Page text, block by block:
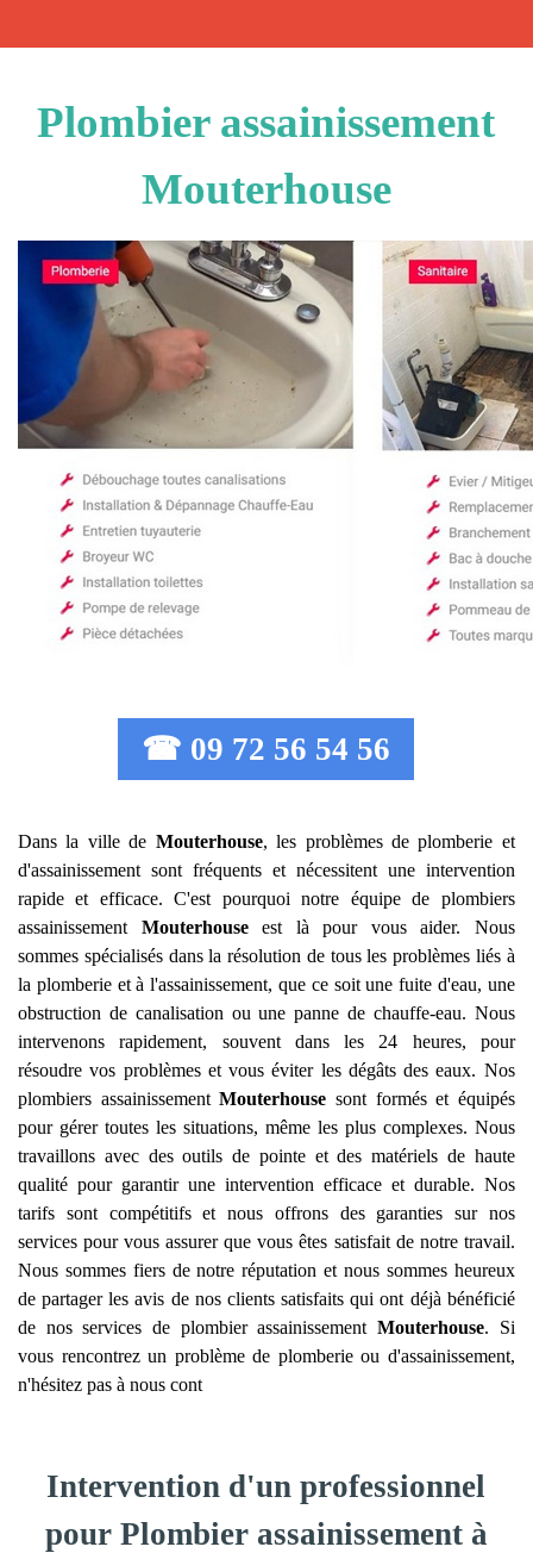
Plombier assainissement
Mouterhouse
☎ 09 72 56 54 56
Dans la ville de Mouterhouse, les problèmes de plomberie et
d'assainissement sont fréquents et nécessitent une intervention
rapide et efficace. C'est pourquoi notre équipe de plombiers
assainissement Mouterhouseest là pour vous aider. Nous
sommes spécialisés dans la résolution de tous les problèmes liés à
la plomberie et à l'assainissement, que ce soit une fuite d'eau, une
obstruction de canalisation ou une panne de chauffe-eau. Nous
intervenons rapidement, souvent dans les 24 heures, pour
résoudre vos problèmes et vous éviter les dégâts des eaux. Nos
plombiers assainissementMouterhouse sont formés et équipés
pour gérer toutes les situations, même les plus complexes. Nous
travaillons avec des outils de pointe et des matériels de haute
qualité pour garantir une intervention efficace et durable. Nos
tarifs sont compétitifs et nous offrons des garanties sur nos
services pour vous assurer que vous êtes satisfait de notre travail.
Nous sommes fiers de notre réputation et nous sommes heureux
de partager les avis de nos clients satisfaits qui ont déjà bénéficié
de nos services de plombier assainissementMouterhouse. Si
vous rencontrez un problème de plomberie ou d'assainissement,
n'hésitez pas à nous cont
Intervention d'un professionnel
pour Plombier assainissement à